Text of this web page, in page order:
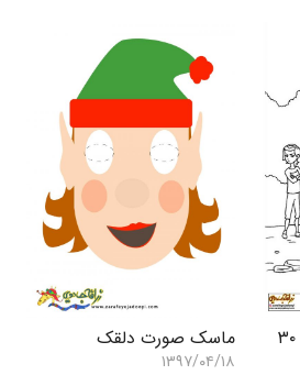
ماسک صورت دلقک
۱۳۹۷/۰۴/۱۸